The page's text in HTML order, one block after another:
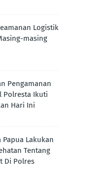
Logistik
masing
Pengamanan
Polresta Ikuti
Hari Ini
Lakukan
Tentang
Di Polres